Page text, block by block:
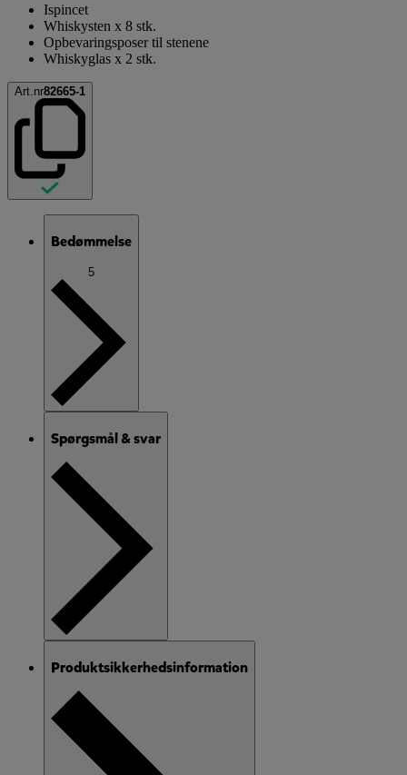
Ispincet
Whiskysten x 8 stk.
Opbevaringsposer til stenene
Whiskyglas x 2 stk.
Art.nr82665-1
Bedømmelse
5
Spørgsmål & svar
Produktsikkerhedsinformation